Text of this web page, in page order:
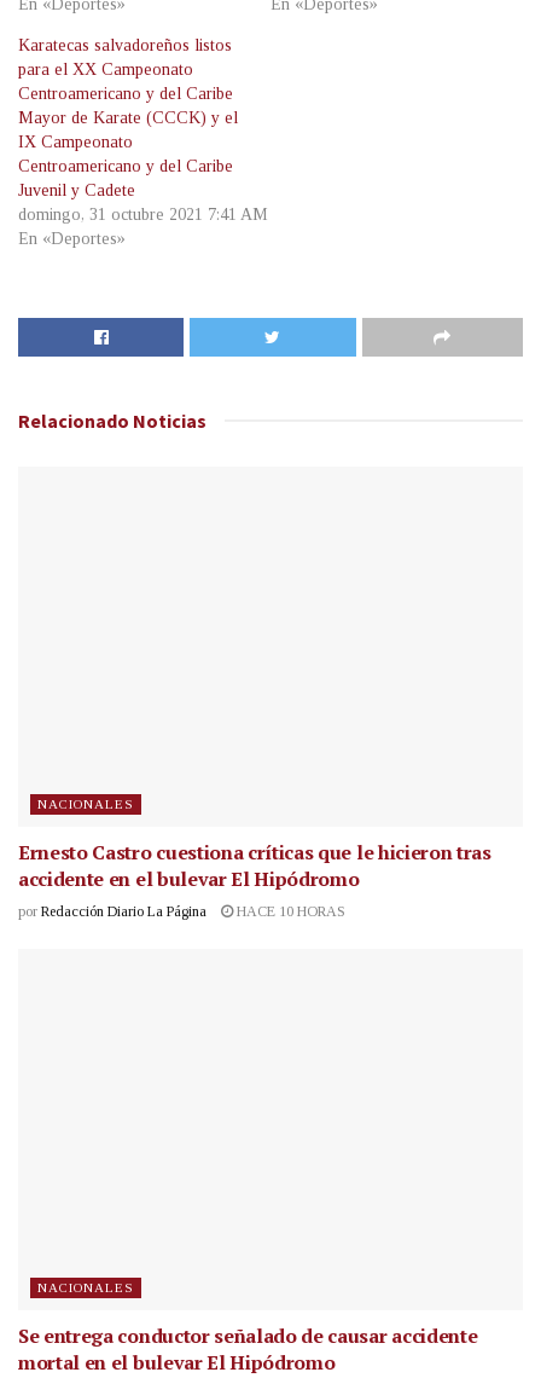
En «Deportes» En «Deportes»
Karatecas salvadoreños listos
para el XX Campeonato
Centroamericano y del Caribe
Mayor de Karate (CCCK) y el
IX Campeonato
Centroamericano y del Caribe
Juvenil y Cadete
domingo, 31 octubre 2021 7:41 AM
En «Deportes»
Relacionado Noticias
NACIONALES
Ernesto Castro cuestiona críticas que le hicieron tras
accidente en el bulevar El Hipódromo
por Redacción Diario La Página HACE 10 HORAS
NACIONALES
Se entrega conductor señalado de causar accidente
mortal en el bulevar El Hipódromo